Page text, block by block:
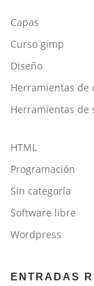
Capas
Curso gimp
Diseño
Herramientas de
Herramientas de
HTML
Programación
Sin categoría
Software libre
Wordpress
ENTRADAS